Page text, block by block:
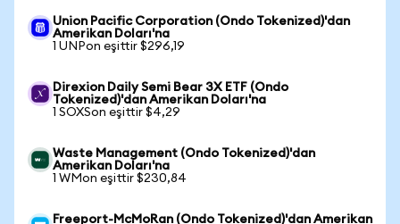
Union Pacific Corporation (Ondo Tokenized)'dan
Amerikan Doları'na
1 UNPon eşittir $296,19
Direxion Daily Semi Bear 3X ETF (Ondo
Tokenized)'dan Amerikan Doları'na
1 SOXSon eşittir $4,29
Waste Management (Ondo Tokenized)'dan
Amerikan Doları'na
1 WMon eşittir $230,84
Freeport-McMoRan (Ondo Tokenized)'dan Amerikan